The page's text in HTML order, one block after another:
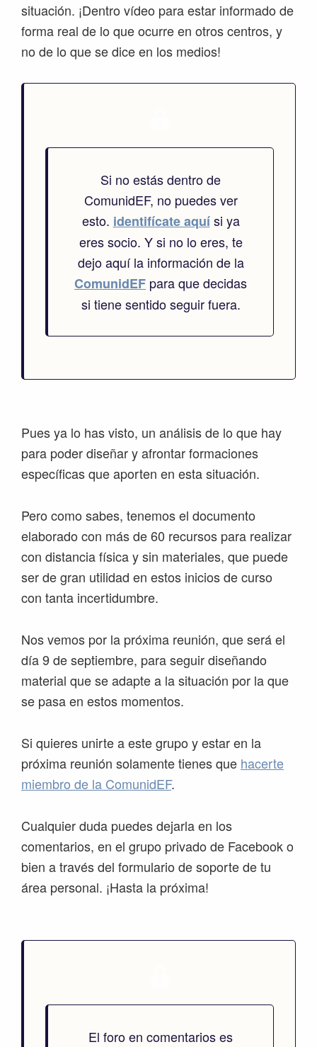
situación. ¡Dentro vídeo para estar informado de
forma real de lo que ocurre en otros centros, y
no de lo que se dice en los medios!
Si no estás dentro de
ComunidEF, no puedes ver
esto. identifícate aquísi ya
eres socio. Y si no lo eres, te
dejo aquí la información de la
ComunidEF para que decidas
si tiene sentido seguir fuera.
Pues ya lo has visto, un análisis de lo que hay
para poder diseñar y afrontar formaciones
específicas que aporten en esta situación.
Pero como sabes, tenemos el documento
elaborado con más de 60 recursos para realizar
con distancia física y sin materiales, que puede
ser de gran utilidad en estos inicios de curso
con tanta incertidumbre.
Nos vemos por la próxima reunión, que será el
día 9 de septiembre, para seguir diseñando
material que se adapte a la situación por la que
se pasa en estos momentos.
Si quieres unirte a este grupo y estar en la
próxima reunión solamente tienes que hacerte
miembro de la ComunidEF.
Cualquier duda puedes dejarla en los
comentarios, en el grupo privado de Facebook o
bien a través del formulario de soporte de tu
área personal. ¡Hasta la próxima!
El foro en comentarios es